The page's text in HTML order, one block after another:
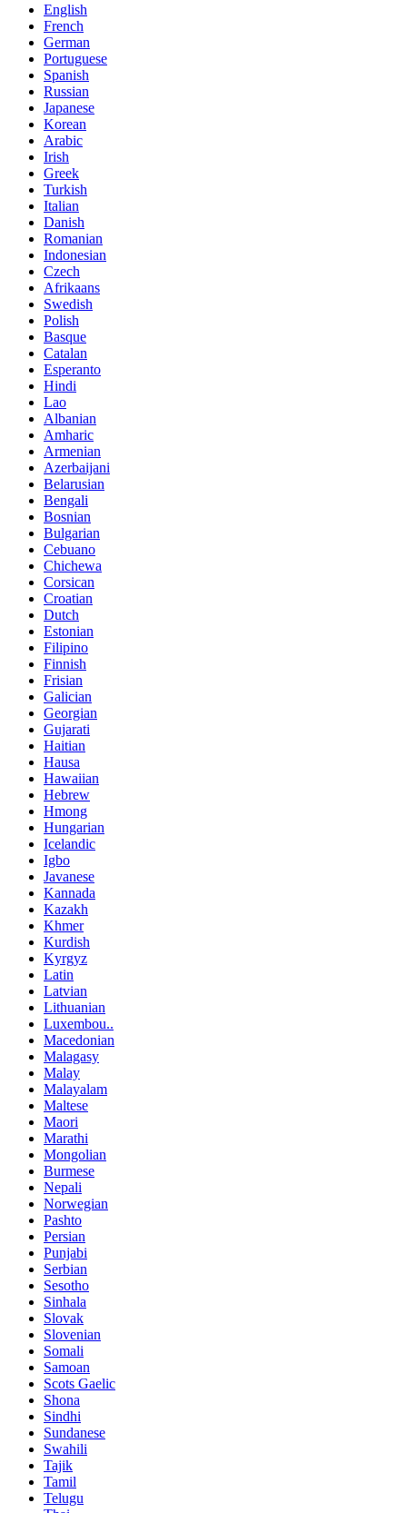
English
French
German
Portuguese
Spanish
Russian
Japanese
Korean
Arabic
Irish
Greek
Turkish
Italian
Danish
Romanian
Indonesian
Czech
Afrikaans
Swedish
Polish
Basque
Catalan
Esperanto
Hindi
Lao
Albanian
Amharic
Armenian
Azerbaijani
Belarusian
Bengali
Bosnian
Bulgarian
Cebuano
Chichewa
Corsican
Croatian
Dutch
Estonian
Filipino
Finnish
Frisian
Galician
Georgian
Gujarati
Haitian
Hausa
Hawaiian
Hebrew
Hmong
Hungarian
Icelandic
Igbo
Javanese
Kannada
Kazakh
Khmer
Kurdish
Kyrgyz
Latin
Latvian
Lithuanian
Luxembou..
Macedonian
Malagasy
Malay
Malayalam
Maltese
Maori
Marathi
Mongolian
Burmese
Nepali
Norwegian
Pashto
Persian
Punjabi
Serbian
Sesotho
Sinhala
Slovak
Slovenian
Somali
Samoan
Scots Gaelic
Shona
Sindhi
Sundanese
Swahili
Tajik
Tamil
Telugu